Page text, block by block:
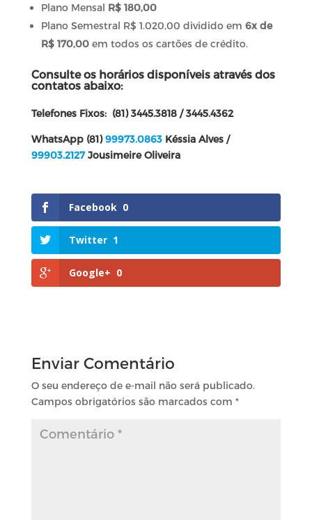
Plano Mensal R$ 180,00
Plano Semestral R$ 1.020,00 dividido em 6x de
R$ 170,00em todos os cartões de crédito.
Consulte os horários disponíveis através dos
contatos abaixo:
Telefones Fixos: (81) 3445.3818 / 3445.4362
WhatsApp (81)99973.0863Késsia Alves /
99903.2127Jousimeire Oliveira
Facebook 0
Twitter 1
Google+ 0
Enviar Comentário
O seu endereço de e-mail não será publicado.
Campos obrigatórios são marcados com *